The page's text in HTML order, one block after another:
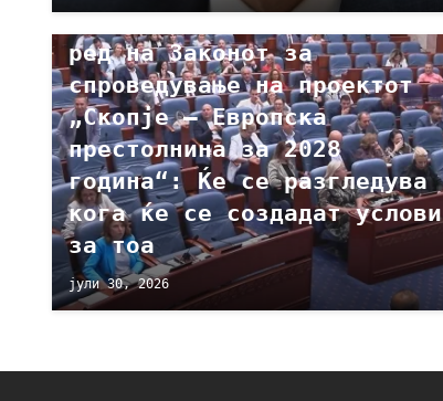
Мицевски:Симнат од дневен
ред на Законот за
спроведување на проектот
„Скопје – Европска
престолнина за 2028
година“: Ќе се разгледува
кога ќе се создадат услови
за тоа
јули 30, 2026